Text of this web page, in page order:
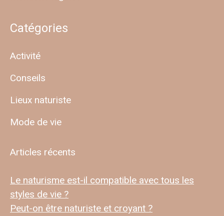
Catégories
Activité
Conseils
Lieux naturiste
Mode de vie
Articles récents
Le naturisme est-il compatible avec tous les
styles de vie ?
Peut-on être naturiste et croyant ?